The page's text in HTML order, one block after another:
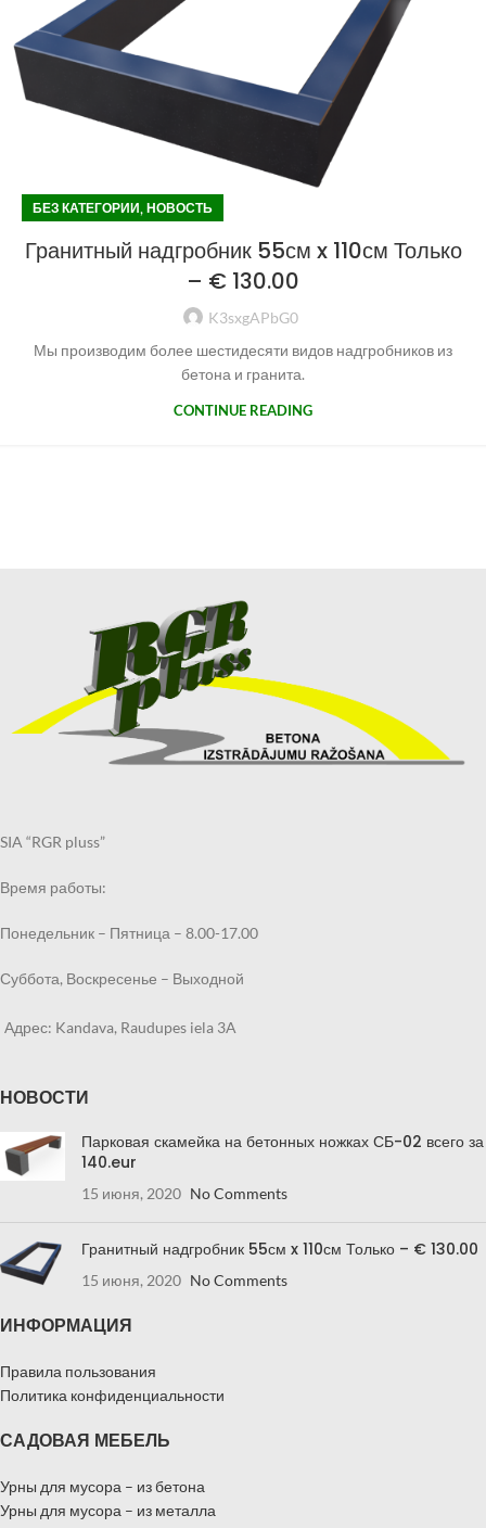
БЕЗ КАТЕГОРИИ, НОВОСТЬ
Гранитный надгробник 55см x 110см Только
– € 130.00
K3sxgAPbG0
Мы производим более шестидесяти видов надгробников из
бетона и гранита.
CONTINUE READING
SIA “RGR pluss”
Время работы:
Понедельник – Пятница – 8.00-17.00
Суббота, Воскресенье – Выходной
Адрес: Kandava, Raudupes iela 3A
НОВОСТИ
Парковая скамейка на бетонных ножках СБ-02 всего за
140.eur
15 июня, 2020 No Comments
Гранитный надгробник 55см x 110см Только – € 130.00
15 июня, 2020 No Comments
ИНФОРМАЦИЯ
Правила пользования
Политика конфиденциальности
САДОВАЯ МЕБЕЛЬ
Урны для мусора – из бетона
Урны для мусора – из металла